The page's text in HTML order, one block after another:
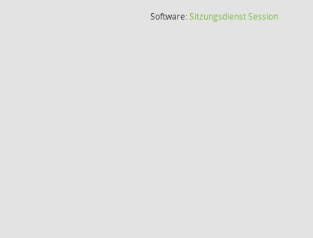
Software:SitzungsdienstSession(Wird in